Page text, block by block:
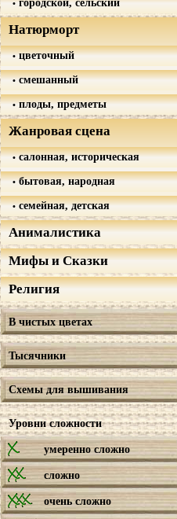
Натюрморт
цветочный
смешанный
плоды, предметы
Жанровая сцена
салонная, историческая
бытовая, народная
семейная, детская
Анималистика
Мифы и Сказки
Религия
В чистых цветах
Тысячники
Схемы для вышивания
Уровни сложности
умеренно сложно
сложно
очень сложно